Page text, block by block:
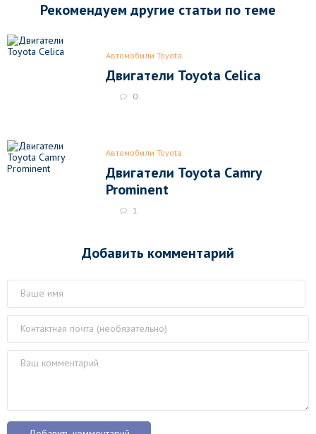
Рекомендуем другие статьи по теме
Автомобили Toyota
Двигатели Toyota Celica
0
Автомобили Toyota
Двигатели Toyota Camry
Prominent
1
Добавить комментарий